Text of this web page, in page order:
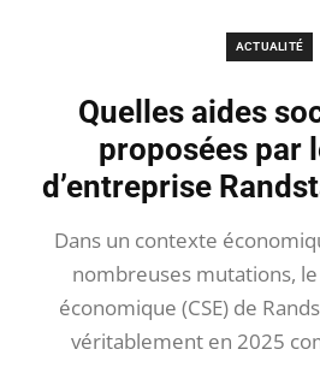
ACTUALITÉ
Quelles aides
proposées par
d’entreprise
Dans un contexte
nombreuses mutations,
économique (CSE) de
véritablement en 2025